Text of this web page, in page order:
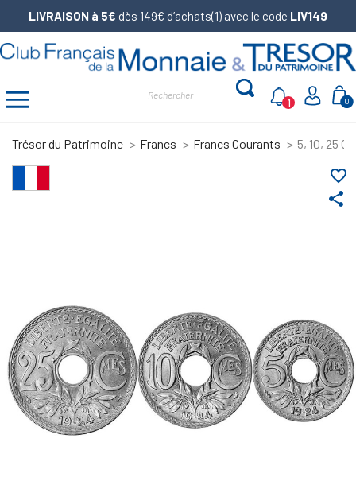
LIVRAISON à 5€ dès 149€ d’achats(1) avec le code LIV149
0
1
Trésor du Patrimoine Francs Francs Courants 5, 10, 25
share
favorite_border